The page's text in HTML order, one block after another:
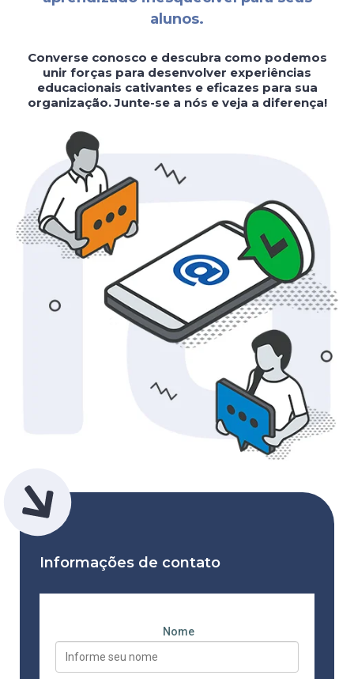
alunos.
Converse conosco e descubra como podemos
unir forças para desenvolver experiências
educacionais cativantes e eficazes para sua
organização. Junte-se a nós e veja a diferença!
Informações de contato
Nome